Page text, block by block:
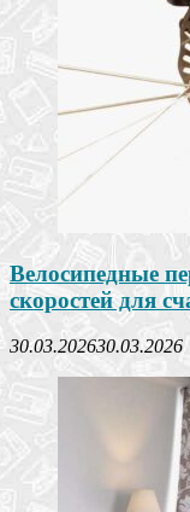
Велосипедные
скоростей для
30.03.202630.03.2026